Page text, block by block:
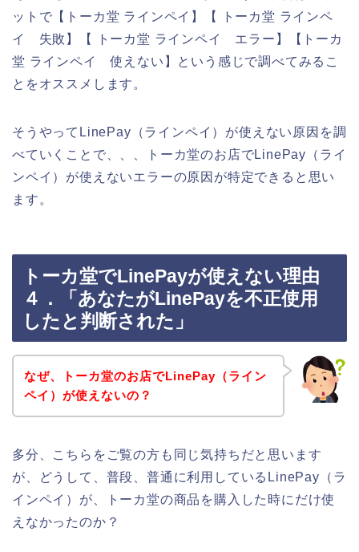
ットで【トーカ堂 ラインペイ】【 トーカ堂 ラインペ
イ 失敗】【 トーカ堂 ラインペイ エラー】【トーカ
堂 ラインペイ 使えない】という感じで調べてみるこ
とをオススメします。
そうやってLinePay（ラインペイ）が使えない原因を調
べていくことで、、、トーカ堂のお店でLinePay（ライ
ンペイ）が使えないエラーの原因が特定できると思い
ます。
トーカ堂でLinePayが使えない理由
４．「あなたがLinePayを不正使用
したと判断された」
なぜ、トーカ堂のお店でLinePay（ライン
ペイ）が使えないの？
多分、こちらをご覧の方も同じ気持ちだと思います
が、どうして、普段、普通に利用しているLinePay（ラ
インペイ）が、トーカ堂の商品を購入した時にだけ使
えなかったのか？